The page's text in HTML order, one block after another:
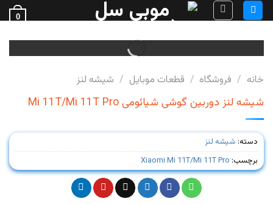
Skip
to
content
0
خانه / فروشگاه / قطعات موبایل / شیشه لنز
شیشه لنز دوربین گوشی شیائومی Mi 11T/Mi 11T Pro
دسته: شیشه لنز
برچسب: Xiaomi Mi 11T/Mi 11T Pro